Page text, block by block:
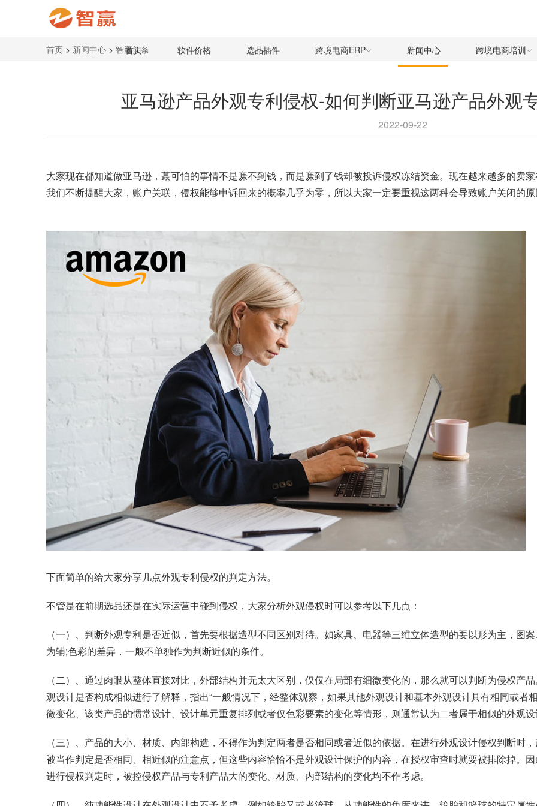
首页 软件价格 选品插件 跨境电商ERP 新闻中心 跨境电商培训
首页 > 新闻中心 > 智赢头条
亚马逊产品外观专利侵权-如何判断亚马逊产品外观
2022-09-22
大家现在都知道做亚马逊 ，蕞可怕的事情不是赚不到钱，而是赚到了钱却被投诉侵权冻结资金。现在越来越多的卖
我们不断提醒大家，账户关联，侵权能够申诉回来的概率几乎为零，所以大家一定要重视这两种会导致账户关闭的
下面简单的给大家分享几点外观专利侵权的判定方法。
不管是在前期选品还是在实际运营中碰到侵权，大家分析外观侵权时可以参考以下几点：
（一）、判断外观专利是否近似，首先要根据造型不同区别对待。如家具、电器等三维立体造型的要以形为主，图
为辅;色彩的差异，一般不单独作为判断近似的条件。
（二）、通过肉眼从整体直接对比，外部结构并无太大区别，仅仅在局部有细微变化的，那么就可以判断为侵权产
观设计是否构成相似进行了解释，指出“一般情况下，经整体观察，如果其他外观设计和基本外观设计具有相同或
微变化、该类产品的惯常设计、设计单元重复排列或者仅色彩要素的变化等情形，则通常认为二者属于相似的外观设
（三）、产品的大小、材质、内部构造，不得作为判定两者是否相同或者近似的依据。在进行外观设计侵权判断时
被当作判定是否相同、相近似的注意点，但这些内容恰恰不是外观设计保护的内容，在授权审查时就要被排除掉。
进行侵权判定时，被控侵权产品与专利产品大的变化、材质、内部结构的变化均不作考虑。